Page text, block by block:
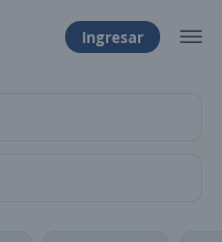
Ingresar